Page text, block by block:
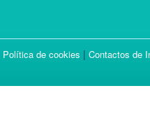
Política de cookies | Contactos de